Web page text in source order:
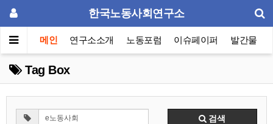
한국노동사회연구소
메인 연구소소개 노동포럼 이슈페이퍼 발간물
Tag Box
검색